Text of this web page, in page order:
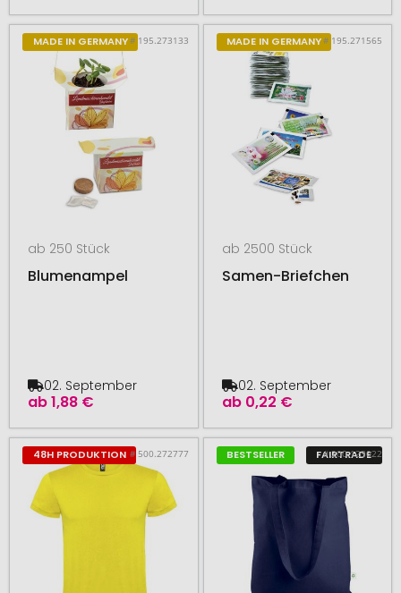
MADE IN GERMANY# 195.273133
ab 250 Stück
Blumenampel
ab1,88 €
02. September
MADE IN GERMANY# 195.271565
ab 2500 Stück
Samen-Briefchen
ab 0,22 €
02. September
48H PRODUKTION # 500.272777 BESTSELLER FAIRTRADE
# 200.123022